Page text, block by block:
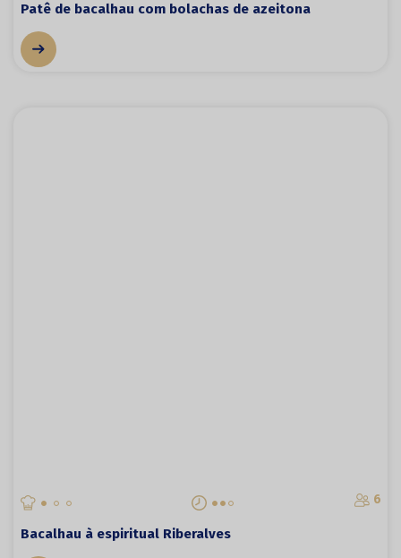
Patê de bacalhau com bolachas de azeitona
6
Bacalhau à espiritual Riberalves